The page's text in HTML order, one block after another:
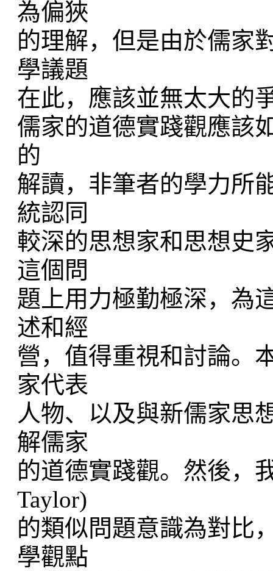
為偏狹
的理解，但是由於儒家
學議題
在此，應該並無太大的
儒家的道德實踐觀應該
的
解讀，非筆者的學力所
統認同
較深的思想家和思想史
這個問
題上用力極勤極深，為
述和經
營，值得重視和討論。
家代表
人物、以及與新儒家思
解儒家
的道德實踐觀。然後，
Taylor)
的類似問題意識為對比
學觀點